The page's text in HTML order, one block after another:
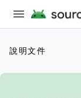
說明文件